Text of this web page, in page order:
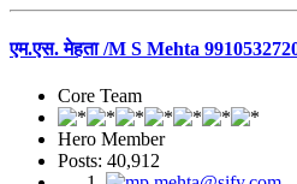
एम.एस. मेहता /M S Mehta
Core Team
Hero Member
Posts: 40,912